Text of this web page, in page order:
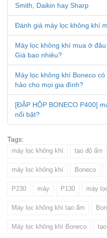
Smith, Daikin hay Sharp
Đánh giá máy lọc không khí
Máy lọc không khí mua ở
Giá bao nhiêu?
Máy lọc không khí Boneco
hảo cho mọi gia đình?
[ĐẬP HỘP BONECO P400]
nổi bật?
Tags:
máy lọc không khí tạo độ ẩm
máy lọc không khí Boneco
P230 máy P130 máy
Máy lọc không khí tạo ẩm
Máy lọc không khí Boneco